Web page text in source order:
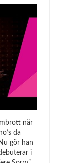
när
da
gör han
i